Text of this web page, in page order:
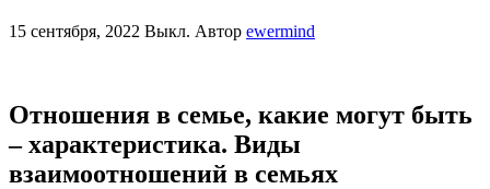
15 сентября, 2022 Выкл. Автор ewermind
Отношения в семье, какие могут быть
– характеристика. Виды
взаимоотношений в семьях